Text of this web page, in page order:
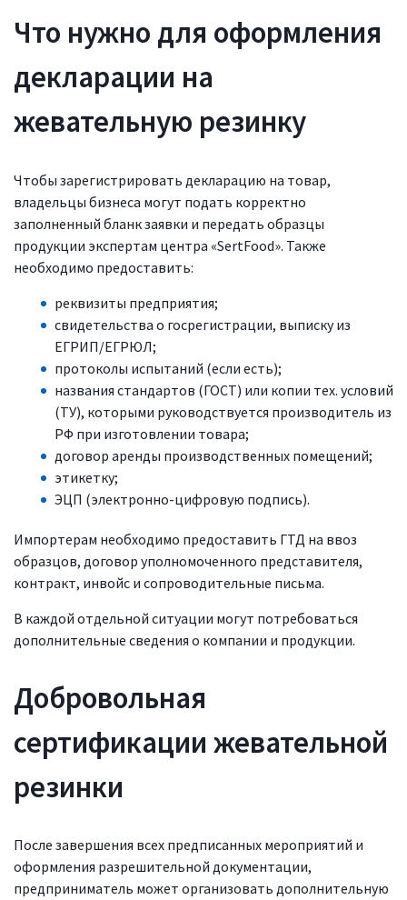
Что нужно для оформления
декларации на
жевательную резинку
Чтобы зарегистрировать декларацию на товар,
владельцы бизнеса могут подать корректно
заполненный бланк заявки и передать образцы
продукции экспертам центра «SertFood». Также
необходимо предоставить:
реквизиты предприятия;
свидетельства о госрегистрации, выписку из
ЕГРИП/ЕГРЮЛ;
протоколы испытаний (если есть);
названия стандартов (ГОСТ) или копии тех. условий
(ТУ), которыми руководствуется производитель из
РФ при изготовлении товара;
договор аренды производственных помещений;
этикетку;
ЭЦП (электронно-цифровую подпись).
Импортерам необходимо предоставить ГТД на ввоз
образцов, договор уполномоченного представителя,
контракт, инвойс и сопроводительные письма.
В каждой отдельной ситуации могут потребоваться
дополнительные сведения о компании и продукции.
Добровольная
сертификации жевательной
резинки
После завершения всех предписанных мероприятий и
оформления разрешительной документации,
предприниматель может организовать дополнительную